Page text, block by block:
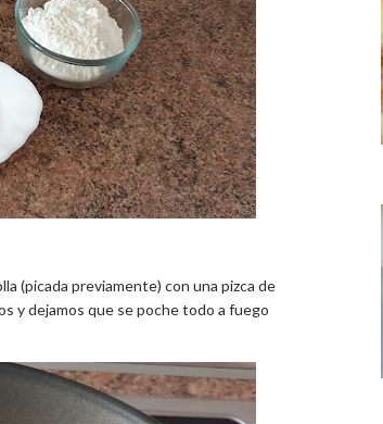
(picada previamente) con una pizca de
y dejamos que se poche todo a fuego